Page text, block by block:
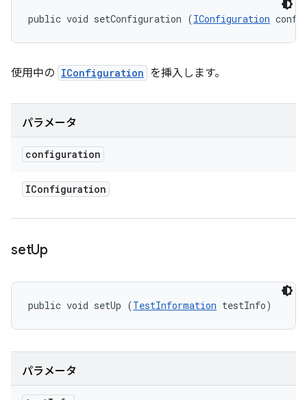
public void setConfiguration (IConfiguration
使用中の IConfiguration を挿入します。
パラメータ
configuration
IConfiguration
setUp
public void setUp (TestInformation testInfo)
パラメータ